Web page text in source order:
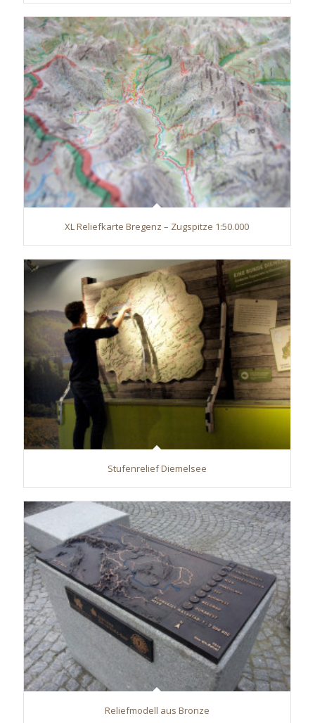
XL Reliefkarte Bregenz – Zugspitze 1:50.000
Stufenrelief Diemelsee
Reliefmodell aus Bronze